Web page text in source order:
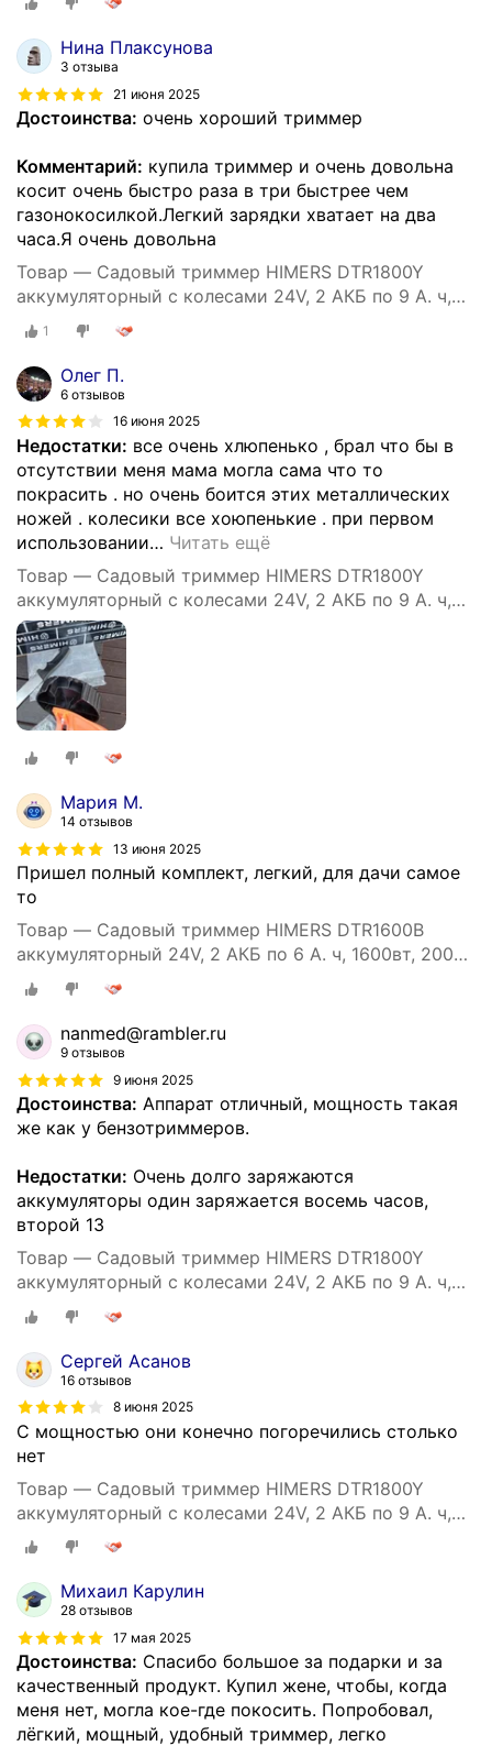
Нина Плаксунова
3 отзыва
21 июня 2025
Достоинства: очень хороший триммер
Комментарий: купила триммер и очень довольна
косит очень быстро раза в три быстрее чем
газонокосилкой.Легкий зарядки хватает на два
часа.Я очень довольна
Товар — Садовый триммер HIMERS DTR1800Y
аккумуляторный с колесами 24V, 2 АКБ по 9 А. ч,
1800вт, 18000 об/мин колеса
1
Олег П.
6 отзывов
16 июня 2025
Недостатки: все очень хлюпенько , брал что бы в
отсутствии меня мама могла сама что то
покрасить . но очень боится этих металлических
ножей . колесики все хоюпенькие . при первом
использовании… Читать ещё
Товар — Садовый триммер HIMERS DTR1800Y
аккумуляторный с колесами 24V, 2 АКБ по 9 А. ч,
1800вт, 18000 об/мин колеса
Мария М.
14 отзывов
13 июня 2025
Пришел полный комплект, легкий, для дачи самое
то
Товар — Садовый триммер HIMERS DTR1600B
аккумуляторный 24V, 2 АКБ по 6 А. ч, 1600вт, 20000
об/мин
nanmed@rambler.ru
9 отзывов
9 июня 2025
Достоинства: Аппарат отличный, мощность такая
же как у бензотриммеров.
Недостатки: Очень долго заряжаются
аккумуляторы один заряжается восемь часов,
второй 13
Товар — Садовый триммер HIMERS DTR1800Y
аккумуляторный с колесами 24V, 2 АКБ по 9 А. ч,
1800вт, 18000 об/мин колеса
Сергей Асанов
16 отзывов
8 июня 2025
С мощностью они конечно погоречились столько
нет
Товар — Садовый триммер HIMERS DTR1800Y
аккумуляторный с колесами 24V, 2 АКБ по 9 А. ч,
1800вт, 18000 об/мин колеса
Михаил Карулин
28 отзывов
17 мая 2025
Достоинства: Спасибо большое за подарки и за
качественный продукт. Купил жене, чтобы, когда
меня нет, могла кое-где покосить. Попробовал,
лёгкий, мощный, удобный триммер, легко